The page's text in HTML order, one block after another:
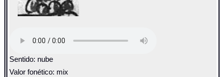
Sentido: nube
Valor fonético: mix